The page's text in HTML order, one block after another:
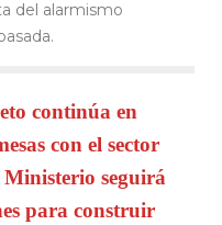
del alarmismo
continúa en
con el sector
Ministerio seguirá
para construir